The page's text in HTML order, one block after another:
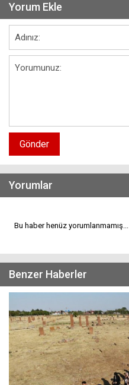
Yorum Ekle
Gönder
Yorumlar
Bu haber henüz yorumlanmamış...
Benzer Haberler